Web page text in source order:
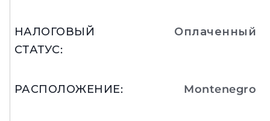
НАЛОГОВЫЙ
СТАТУС:
Оплаченный
РАСПОЛОЖЕНИЕ: Montenegro